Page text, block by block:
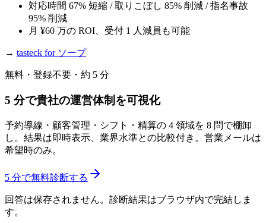
対応時間 67% 短縮 / 取りこぼし 85% 削減 / 指名事故
95% 削減
月 ¥60 万の ROI、受付 1 人減員も可能
→ tasteck for ソープ
無料・登録不要・約 5 分
5 分で貴社の運営体制を可視化
予約導線・顧客管理・シフト・精算の 4 領域を 8 問で棚卸
し。結果は即時表示、業界水準との比較付き。営業メールは
希望時のみ。
5 分で無料診断する
回答は保存されません。診断結果はブラウザ内で完結しま
す。